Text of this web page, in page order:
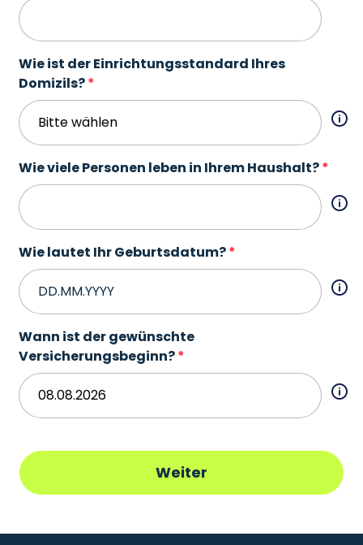
Wie ist der Einrichtungsstandard Ihres
Domizils?
Wie viele Personen leben in Ihrem Haushalt?
Wie lautet Ihr Geburtsdatum?
Wann ist der gewünschte
Versicherungsbeginn?
Weiter